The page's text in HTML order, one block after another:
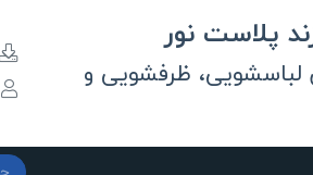
نور
لباسشویی، ظرفشویی و